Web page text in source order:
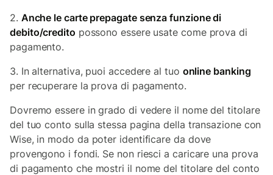
2. Anche le carte prepagate senza funzione di
debito/credito possono essere usate come prova di
pagamento.
3. In alternativa, puoi accedere al tuo online banking
per recuperare la prova di pagamento.
Dovremo essere in grado di vedere il nome del titolare
del tuo conto sulla stessa pagina della transazione con
Wise, in modo da poter identificare da dove
provengono i fondi. Se non riesci a caricare una prova
di pagamento che mostri il nome del titolare del conto